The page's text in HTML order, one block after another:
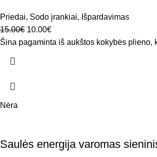
Priedai, Sodo įrankiai, Išpardavimas
15.00€ 10.00€
Šina pagaminta iš aukštos kokybės
Nėra
Saulės energija varomas